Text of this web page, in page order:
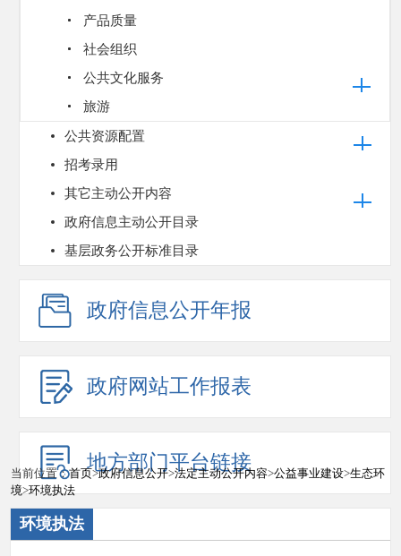
产品质量
社会组织
公共文化服务
旅游
公共资源配置
招考录用
其它主动公开内容
政府信息主动公开目录
基层政务公开标准目录
政府信息公开年报
政府网站工作报表
地方部门平台链接
当前位置：首页>政府信息公开>法定主动公开内容>公益事业建设>生态环
境>环境执法
环境执法